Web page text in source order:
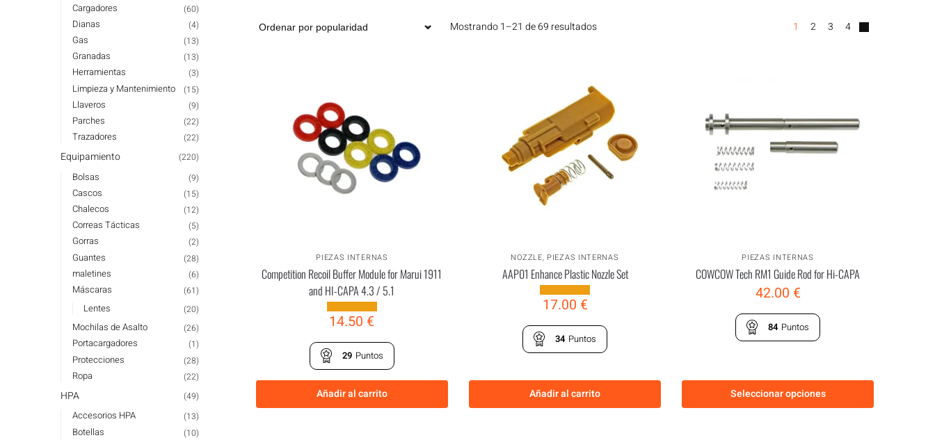
Mostrando 1–21 de 69 resultados 1 2 3 4
PIEZAS INTERNAS
Competition Recoil Buffer Module for Marui 1911
and HI-CAPA 4.3 / 5.1
14.50 €
29 Puntos
Añadir al carrito
NOZZLE, PIEZAS INTERNAS
AAP01 Enhance Plastic Nozzle Set
17.00 €
34 Puntos
Añadir al carrito
PIEZAS INTERNAS
COWCOW Tech RM1 Guide Rod for Hi-CAPA
42.00 €
84 Puntos
Seleccionar opciones
Cargadores (60)
Dianas (4)
Gas (13)
Granadas (13)
Herramientas (3)
Limpieza y Mantenimiento (15)
Llaveros (9)
Parches (22)
Trazadores (22)
Equipamiento (220)
Bolsas (9)
Cascos (15)
Chalecos (12)
Correas Tácticas (5)
Gorras (2)
Guantes (28)
maletines (6)
Máscaras (61)
Lentes (20)
Mochilas de Asalto (26)
Portacargadores (1)
Protecciones (28)
Ropa (22)
HPA (49)
Accesorios HPA (13)
Botellas (10)